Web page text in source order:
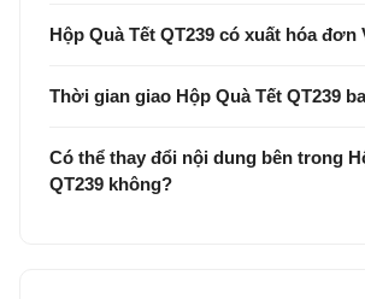
Hộp Quà Tết QT239 có xuất hóa đơn
Thời gian giao Hộp Quà Tết QT239
Có thể thay đổi nội dung bên trong
QT239 không?